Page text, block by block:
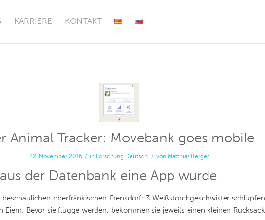
KARRIERE KONTAKT
Animal Tracker: Movebank goes mobile
22. November 2016 / in Forschung Deutsch / von Matthias Berger
der Datenbank eine App wurde
beschaulichen oberfränkischen Frensdorf: 3 Weißstorchgeschwister schlüpfen
Eiern. Bevor sie flügge werden, bekommen sie jeweils einen kleinen Rucksack